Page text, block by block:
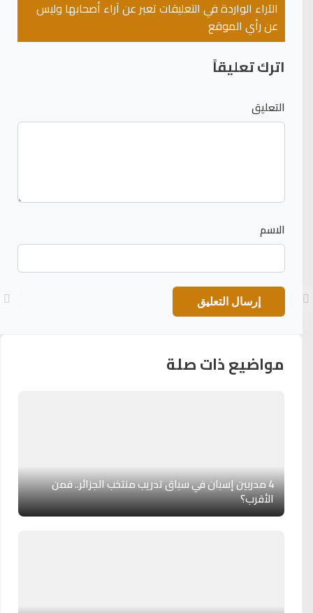
الآراء الواردة في التعليقات تعبر عن آراء أصحابها وليس
عن رأي الموقع
اترك تعليقاً
التعليق
الاسم
مواضيع ذات صلة
4 مدربين إسبان في سباق تدريب منتخب الجزائر.. فمن
الأقرب؟